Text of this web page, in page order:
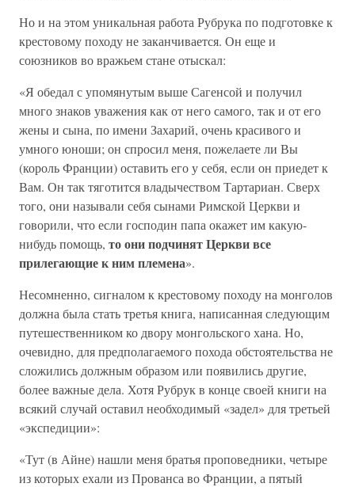
Но и на этом уникальная работа Рубрука по подготовке к
крестовому походу не заканчивается. Он еще и
союзников во вражьем стане отыскал:
«Я обедал с упомянутым выше Сагенсой и получил
много знаков уважения как от него самого, так и от его
жены и сына, по имени Захарий, очень красивого и
умного юноши; он спросил меня, пожелаете ли Вы
(король Франции) оставить его у себя, если он приедет к
Вам. Он так тяготится владычеством Тартариан. Сверх
того, они называли себя сынами Римской Церкви и
говорили, что если господин папа окажет им какую-
нибудь помощь, то они подчинят Церкви все
прилегающие к ним племена».
Несомненно, сигналом к крестовому походу на монголов
должна была стать третья книга, написанная следующим
путешественником ко двору монгольского хана. Но,
очевидно, для предполагаемого похода обстоятельства не
сложились должным образом или появились другие,
более важные дела. Хотя Рубрук в конце своей книги на
всякий случай оставил необходимый «задел» для третьей
«экспедиции»:
«Тут (в Айне) нашли меня братья проповедники, четыре
из которых ехали из Прованса во Франции, а пятый